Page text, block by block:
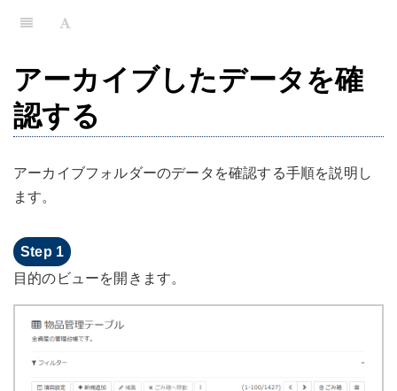
アーカイブしたデータを確
認する
アーカイブフォルダーのデータを確認する手順を説明し
ます。
目的のビューを開きます。